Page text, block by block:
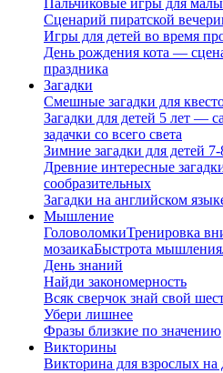
Пальчиковые игры для
Сценарий пиратской
Игры для детей во время
День рождения кота —
праздника
Загадки
Смешные загадки для
Загадки для детей 5 лет —
задачки со всего света
Зимние загадки для детей
Древние интересные
сообразительных
Загадки на английском
Мышление
ГоловоломкиТренировка
мозаикаБыстрота мышления
День знаний
Найди закономерность
Всяк сверчок знай свой
Убери лишнее
Фразы близкие по значению
Викторины
Викторина для взрослых на